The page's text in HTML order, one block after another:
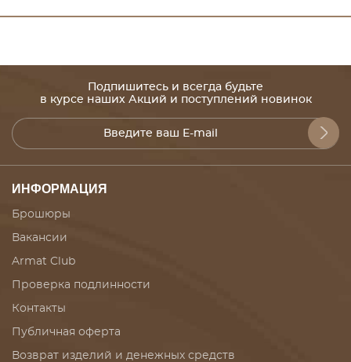
Подпишитесь и всегда будьте
в курсе наших Акций и поступлений новинок
ИНФОРМАЦИЯ
Брошюры
Вакансии
Armat Club
Проверка подлинности
Контакты
Публичная оферта
Возврат изделий и денежных средств